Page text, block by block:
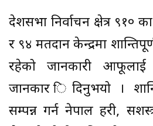
प्रदेशसभा निर्वाचन क्षेत्र
र ९४ मतदान केन्द्रमा
रहेको जानकारी आफूलाई
जानकार िदिनुभयो ।
सम्पन्न गर्न नेपाल प्रहरी,